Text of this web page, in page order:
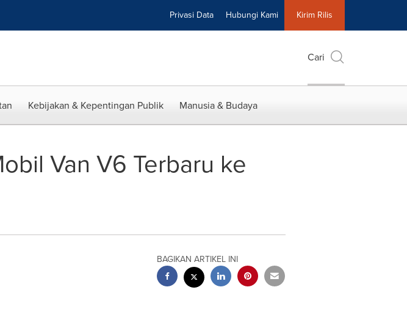
Privasi Data Hubungi Kami Kirim Rilis
Cari
Kebijakan & Kepentingan Publik Manusia & Budaya
Van V6 Terbaru ke
BAGIKAN ARTIKEL INI